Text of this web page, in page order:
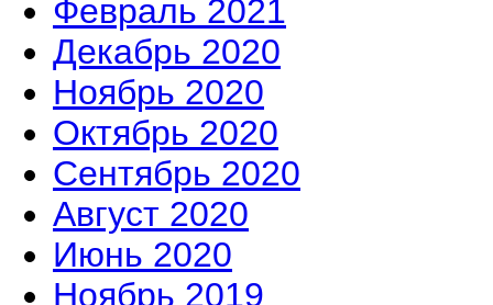
Февраль 2021
Декабрь 2020
Ноябрь 2020
Октябрь 2020
Сентябрь 2020
Август 2020
Июнь 2020
Ноябрь 2019